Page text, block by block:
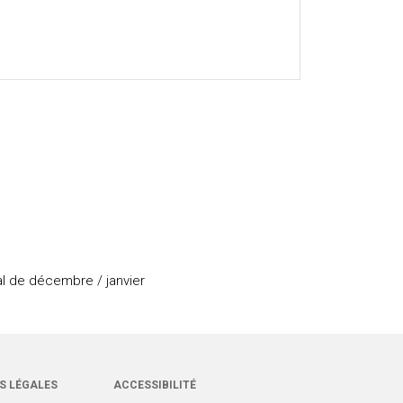
de décembre / janvier
LÉGALES ACCESSIBILITÉ